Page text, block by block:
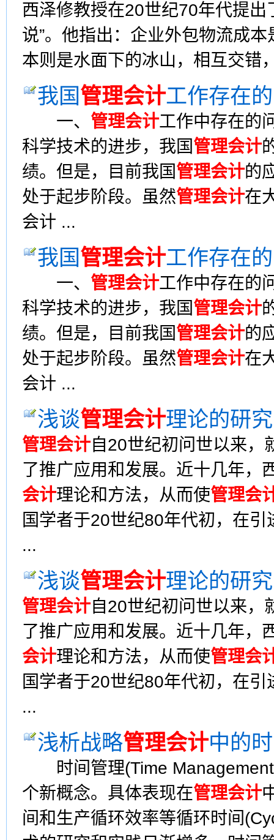
西泽修教授在20世纪70年代提
说”。他指出：企业外包物流成
本则是水面下的冰山，相互交错
我国管理会计工作存在
一、 管理会计工作中存在
科学技术的进步，我国 管理会计
绩。但是，目前我国 管理会计的
处于起步阶段。虽然管理会计在
会计 ...
我国管理会计工作存在
一、 管理会计工作中存在
科学技术的进步，我国 管理会计
绩。但是，目前我国 管理会计的
处于起步阶段。虽然管理会计在
会计 ...
浅谈管理会计理论的研
管理会计自20世纪初问世以来，
了推广应用和发展。近十几年，
会计理论和方法，从而使管理会
国学者于20世纪80年代初，在引
...
浅谈管理会计理论的研
管理会计自20世纪初问世以来，
了推广应用和发展。近十几年，
会计理论和方法，从而使管理会
国学者于20世纪80年代初，在引
...
浅析战略管理会计中的
时间管理(Time
个新概念。具体表现在管理会计
间和生产循环效率等循环时间